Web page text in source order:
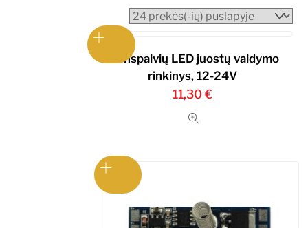
kainą:
mažos
iki
didelės
Vienspalvių LED juostų valdymo
rinkinys, 12-24V
11,30€